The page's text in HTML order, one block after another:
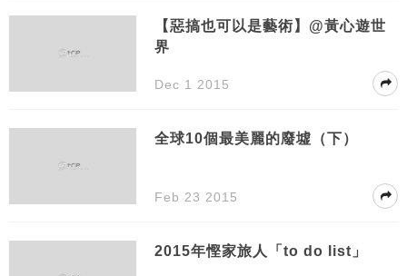
【惡搞也可以是藝術】@黃心遊世
界
Dec 1 2015
全球10個最美麗的廢墟（下）
Feb 23 2015
2015年慳家旅人「to do list」